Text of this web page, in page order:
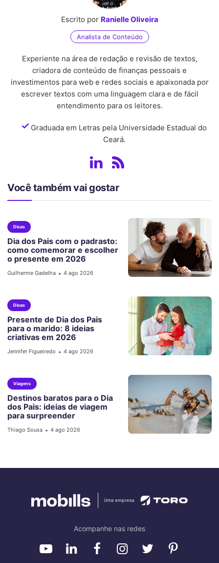
Escrito por Ranielle Oliveira
Analista de Conteúdo
Experiente na área de redação e revisão de textos,
criadora de conteúdo de finanças pessoais e
investimentos para web e redes sociais e apaixonada por
escrever textos com uma linguagem clara e de fácil
entendimento para os leitores.
Graduada em Letras pela Universidade Estadual do
Ceará.
Você também vai gostar
Dicas
Dia dos Pais com o padrasto:
como comemorar e escolher
o presente em 2026
Guilherme Gadelha • 4 ago 2026
Dicas
Presente de Dia dos Pais
para o marido: 8 ideias
criativas em 2026
Jennifer Figueiredo • 4 ago 2026
Viagens
Destinos baratos para o Dia
dos Pais: ideias de viagem
para surpreender
Thiago Sousa • 4 ago 2026
Acompanhe nas redes